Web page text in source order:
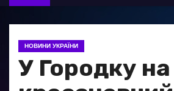
НОВИНИ УКРАЇНИ
У Городку